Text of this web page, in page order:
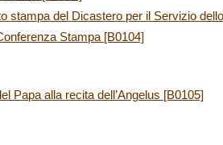
stampa del Dicastero per il Servizio
Stampa [B0104]
Papa alla recita dell’Angelus [B0105]